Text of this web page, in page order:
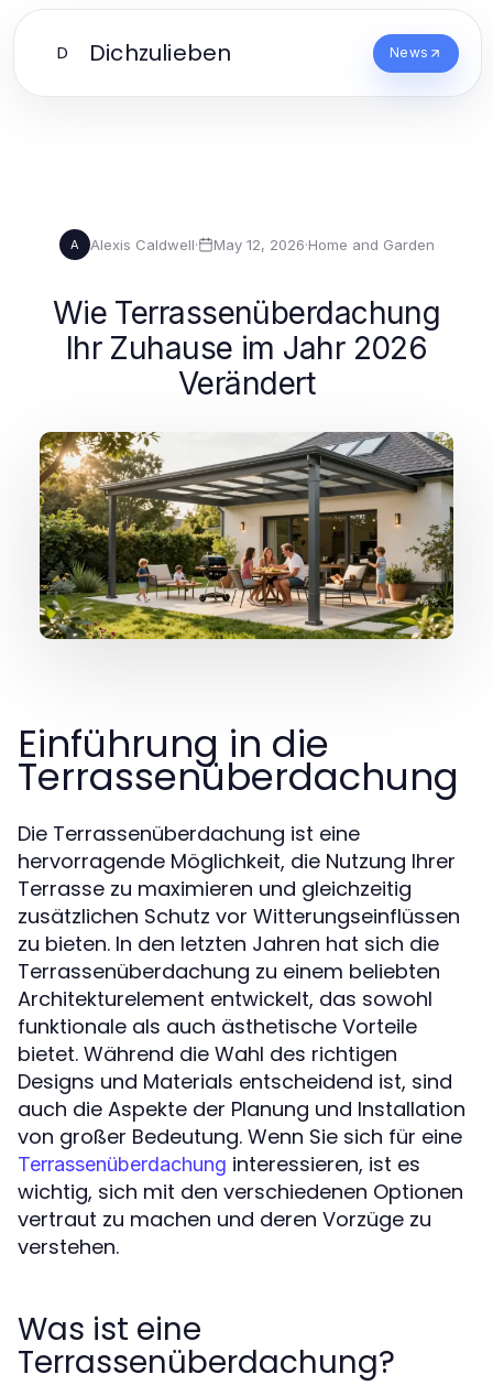
D Dichzulieben News
A Alexis Caldwell· May 12, 2026·Home and Garden
Wie Terrassenüberdachung
Ihr Zuhause im Jahr 2026
Verändert
Einführung in die
Terrassenüberdachung
Die Terrassenüberdachung ist eine
hervorragende Möglichkeit, die Nutzung Ihrer
Terrasse zu maximieren und gleichzeitig
zusätzlichen Schutz vor Witterungseinflüssen
zu bieten. In den letzten Jahren hat sich die
Terrassenüberdachung zu einem beliebten
Architekturelement entwickelt, das sowohl
funktionale als auch ästhetische Vorteile
bietet. Während die Wahl des richtigen
Designs und Materials entscheidend ist, sind
auch die Aspekte der Planung und Installation
von großer Bedeutung. Wenn Sie sich für eine
Terrassenüberdachung interessieren, ist es
wichtig, sich mit den verschiedenen Optionen
vertraut zu machen und deren Vorzüge zu
verstehen.
Was ist eine
Terrassenüberdachung?